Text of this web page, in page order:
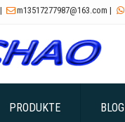
| m13517277987@163.com | 
PRODUKTE BLOG